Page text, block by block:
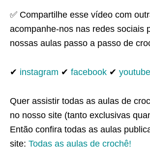
✅ Compartilhe esse vídeo com
acompanhe-nos nas redes sociais
nossas aulas passo a passo de
✔ instagram ✔ facebook ✔ youtube
Quer assistir todas as aulas de
no nosso site (tanto exclusivas
Então confira todas as aulas
site: Todas as aulas de crochê!